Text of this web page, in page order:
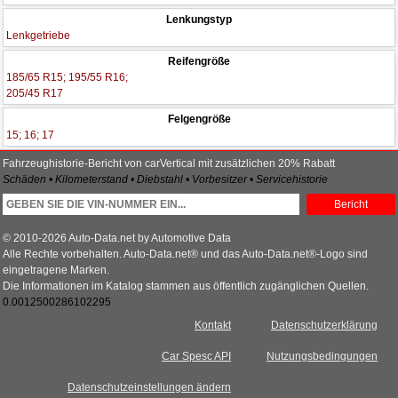
Lenkungstyp
Lenkgetriebe
Reifengröße
185/65 R15; 195/55 R16;
205/45 R17
Felgengröße
15; 16; 17
Fahrzeughistorie-Bericht von carVertical mit zusätzlichen 20% Rabatt
Schäden • Kilometerstand • Diebstahl • Vorbesitzer • Servicehistorie
Bericht
© 2010-2026 Auto-Data.net by Automotive Data
Alle Rechte vorbehalten. Auto-Data.net® und das Auto-Data.net®-Logo sind
eingetragene Marken.
Die Informationen im Katalog stammen aus öffentlich zugänglichen Quellen.
0.0012500286102295
Datenschutzerklärung
Nutzungsbedingungen
Kontakt
Car Spesc API
Datenschutzeinstellungen ändern